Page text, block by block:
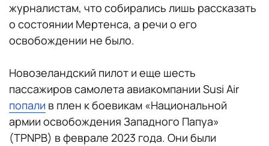
журналистам, что собирались лишь рассказать
о состоянии Мертенса, а речи о его
освобождении не было.
Новозеландский пилот и еще шесть
пассажиров самолета авиакомпании Susi Air
попали в плен к боевикам «Национальной
армии освобождения Западного Папуа»
(TPNPB) в феврале 2023 года. Они были